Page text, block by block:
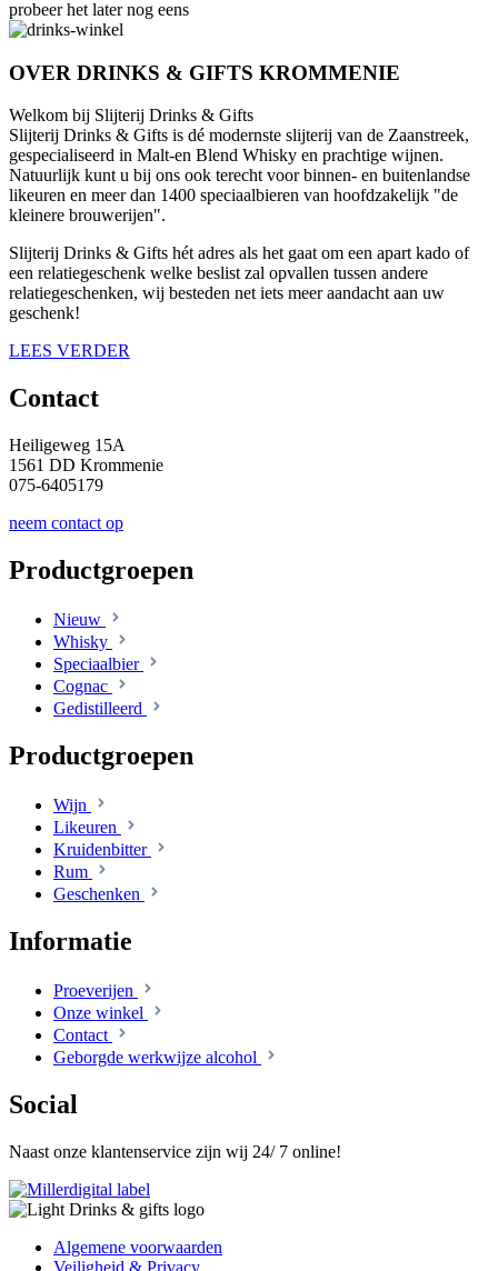
probeer het later nog eens
OVER DRINKS & GIFTS KROMMENIE
Welkom bij Slijterij Drinks & Gifts
Slijterij Drinks & Gifts is dé modernste slijterij van de Zaanstreek,
gespecialiseerd in Malt-en Blend Whisky en prachtige wijnen.
Natuurlijk kunt u bij ons ook terecht voor binnen- en buitenlandse
likeuren en meer dan 1400 speciaalbieren van hoofdzakelijk "de
kleinere brouwerijen".
Slijterij Drinks & Gifts hét adres als het gaat om een apart kado of
een relatiegeschenk welke beslist zal opvallen tussen andere
relatiegeschenken, wij besteden net iets meer aandacht aan uw
geschenk!
LEES VERDER
Contact
Heiligeweg 15A
1561 DD Krommenie
075-6405179
neem contact op
Productgroepen
Nieuw
Whisky
Speciaalbier
Cognac
Gedistilleerd
Productgroepen
Wijn
Likeuren
Kruidenbitter
Rum
Geschenken
Informatie
Proeverijen
Onze winkel
Contact
Geborgde werkwijze alcohol
Social
Naast onze klantenservice zijn wij 24/ 7 online!
Algemene voorwaarden
Veiligheid & Privacy